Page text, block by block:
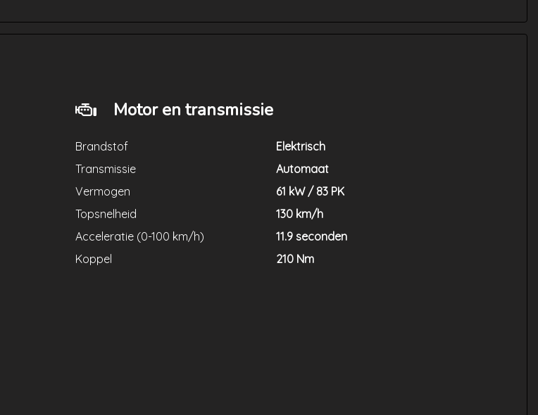
Motor en transmissie
Brandstof
Elektrisch
Transmissie
Automaat
Vermogen
61 kW / 83 PK
Topsnelheid
130 km/h
Acceleratie (0-100 km/h)
11.9 seconden
Koppel
210 Nm